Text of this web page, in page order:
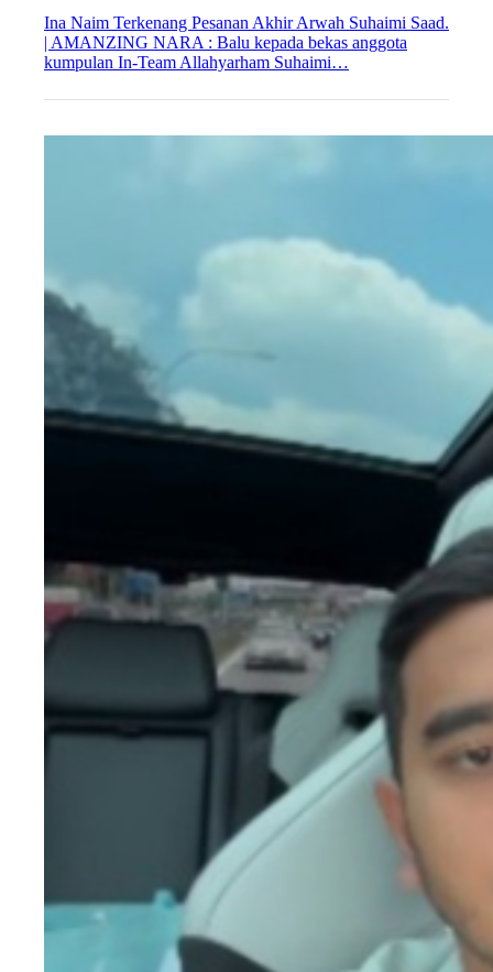
Ina Naim Terkenang Pesanan Akhir Arwah Suhaimi Saad.
| AMANZING NARA : Balu kepada bekas anggota
kumpulan In-Team Allahyarham Suhaimi…